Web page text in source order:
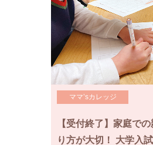
ママ’sカレッジ
【受付終了】家庭で
り方が大切！ 大学入